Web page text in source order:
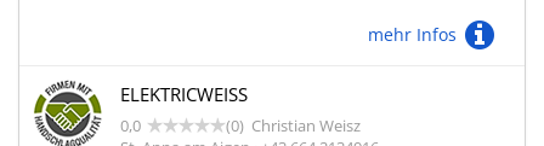
mehr Infos
ELEKTRICWEISS
0,0 (0) Christian Weisz